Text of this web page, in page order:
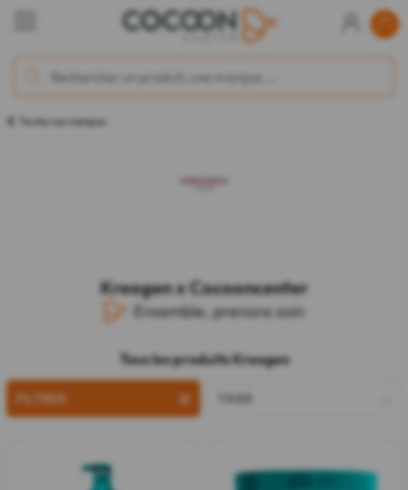
Toutes nos marques
Kreogen x Cocooncenter
Ensemble, prenons soin
Tous les produits Kreogen
FILTRER